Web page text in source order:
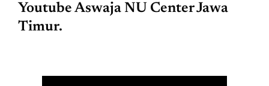
Youtube Aswaja NU Center Jawa
Timur.